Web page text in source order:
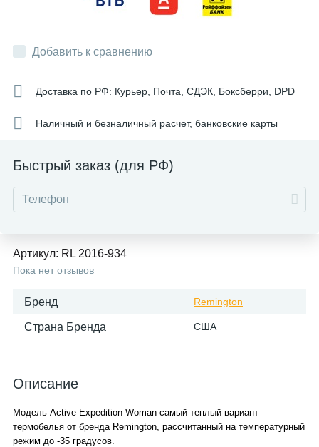
Добавить к сравнению
Доставка по РФ: Курьер, Почта, СДЭК, Боксберри, DPD
Наличный и безналичный расчет, банковские карты
Быстрый заказ (для РФ)
Артикул: RL 2016-934
Пока нет отзывов
Бренд Remington
Страна Бренда США
Описание
Модель Active Expedition Woman самый теплый вариант
термобелья от бренда Remington, рассчитанный на температурный
режим до -35 градусов.